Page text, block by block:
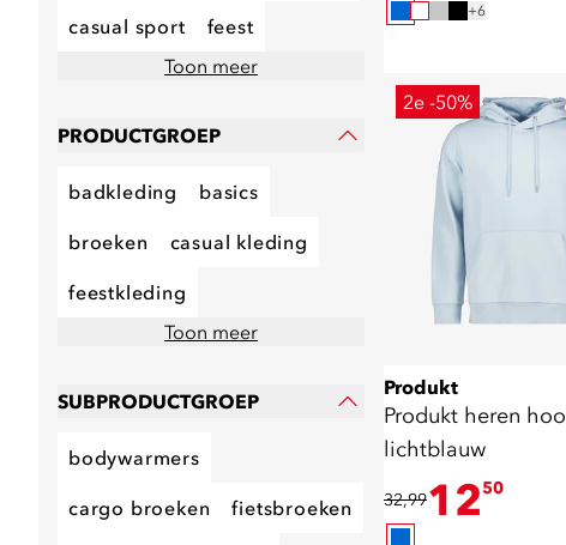
casual sport
feest
Toon meer
PRODUCTGROEP
badkleding basics
broeken casual kleding
feestkleding
Toon meer
SUBPRODUCTGROEP
bodywarmers
cargo broeken fietsbroeken
+6
2e -50%
Produkt
Produkt heren
lichtblauw
32,991250